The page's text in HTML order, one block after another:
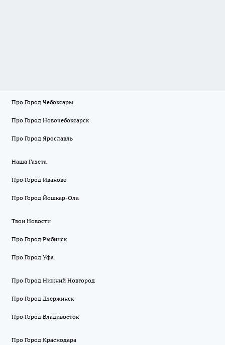
Про Город Чебоксары
Про Город Новочебоксарск
Про Город Ярославль
Наша Газета
Про Город Иваново
Про Город Йошкар-Ола
Твои Новости
Про Город Рыбинск
Про Город Уфа
Про Город Нижний Новгород
Про Город Дзержинск
Про Город Владивосток
Про Город Краснодара